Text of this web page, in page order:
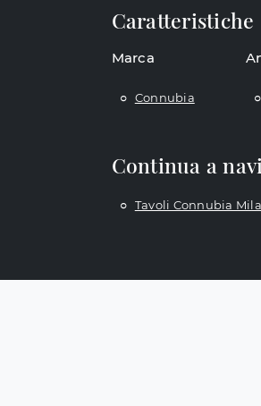
Caratteristiche
Marca
Connubia
Continua a
Tavoli Connubia